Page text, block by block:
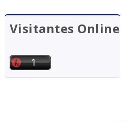
Visitantes Online